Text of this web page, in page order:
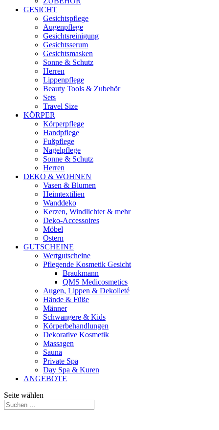
GESICHT
Gesichtspflege
Augenpflege
Gesichtsreinigung
Gesichtsserum
Gesichtsmasken
Sonne & Schutz
Herren
Lippenpflege
Beauty Tools & Zubehör
Sets
Travel Size
KÖRPER
Körperpflege
Handpflege
Fußpflege
Nagelpflege
Sonne & Schutz
Herren
DEKO & WOHNEN
Vasen & Blumen
Heimtextilien
Wanddeko
Kerzen, Windlichter & mehr
Deko-Accessoires
Möbel
Ostern
GUTSCHEINE
Wertgutscheine
Pflegende Kosmetik Gesicht
Braukmann
QMS Medicosmetics
Augen, Lippen & Dekolleté
Hände & Füße
Männer
Schwangere & Kids
Körperbehandlungen
Dekorative Kosmetik
Massagen
Sauna
Private Spa
Day Spa & Kuren
ANGEBOTE
Seite wählen